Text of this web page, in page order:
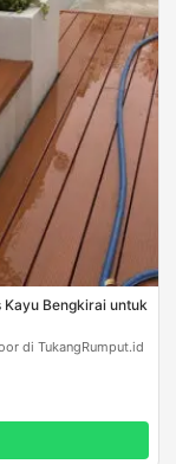
Kayu Bengkirai untuk
di TukangRumput.id